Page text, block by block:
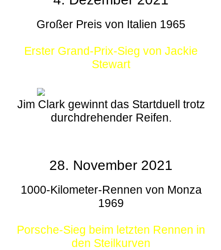
Großer Preis von Italien 1965
Erster Grand-Prix-Sieg von Jackie
Stewart
Jim Clark gewinnt das Startduell trotz
durchdrehender Reifen.
28. November 2021
1000-Kilometer-Rennen von Monza
1969
Porsche-Sieg beim letzten Rennen in
den Steilkurven